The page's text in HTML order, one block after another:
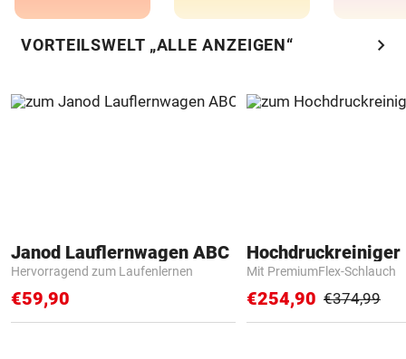
VORTEILSWELT „ALLE ANZEIGEN“ chevron_right
Janod Lauflernwagen ABC
Hervorragend zum Laufenlernen
€59,90
Hochdruckreiniger
Mit PremiumFlex-Schlauch
€254,90 €374,99